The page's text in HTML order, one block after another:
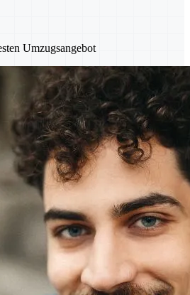
Umzugsangebot